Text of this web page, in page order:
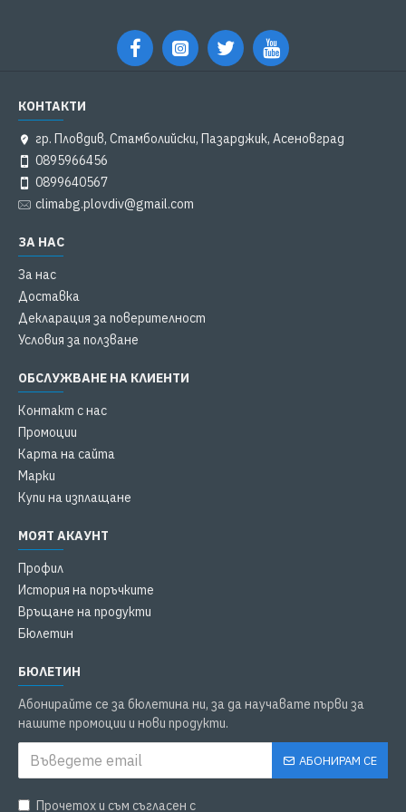
КОНТАКТИ
гр. Пловдив, Стамболийски, Пазарджик, Асеновград
0895966456
0899640567
climabg.plovdiv@gmail.com
ЗА НАС
За нас
Доставка
Декларация за поверителност
Условия за ползване
ОБСЛУЖВАНЕ НА КЛИЕНТИ
Контакт с нас
Промоции
Карта на сайта
Марки
Купи на изплащане
МОЯТ АКАУНТ
Профил
История на поръчките
Връщане на продукти
Бюлетин
БЮЛЕТИН
Абонирайте се за бюлетина ни, за да научавате първи за
нашите промоции и нови продукти.
АБОНИРАМ СЕ
Прочетох и съм съгласен с